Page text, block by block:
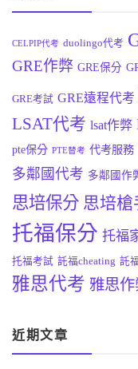
CELPIP代考 duolingo代考
GRE作弊 GRE保分
GRE考試 GRE遠程代考
LSAT代考 lsat作弊
pte保分 PTE替考 代考服務
多鄰國代考 多鄰國作
思培保分 思培槍
托福保分 托福
托福考試 託福cheating 託
雅思代考 雅思作
近期文章